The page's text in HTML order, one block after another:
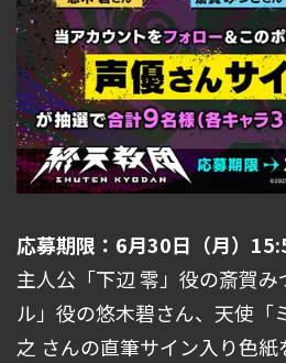
応募期限：6月30日（月）
主人公「下辺 零」役の斎賀
ル」役の悠木碧さん、天使「
之 さんの直筆サイン入り色